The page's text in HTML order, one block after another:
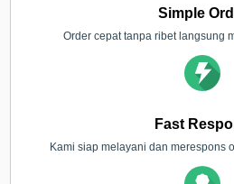
Simple
Order cepat tanpa ribet langsung
Fast
Kami siap melayani dan merespons